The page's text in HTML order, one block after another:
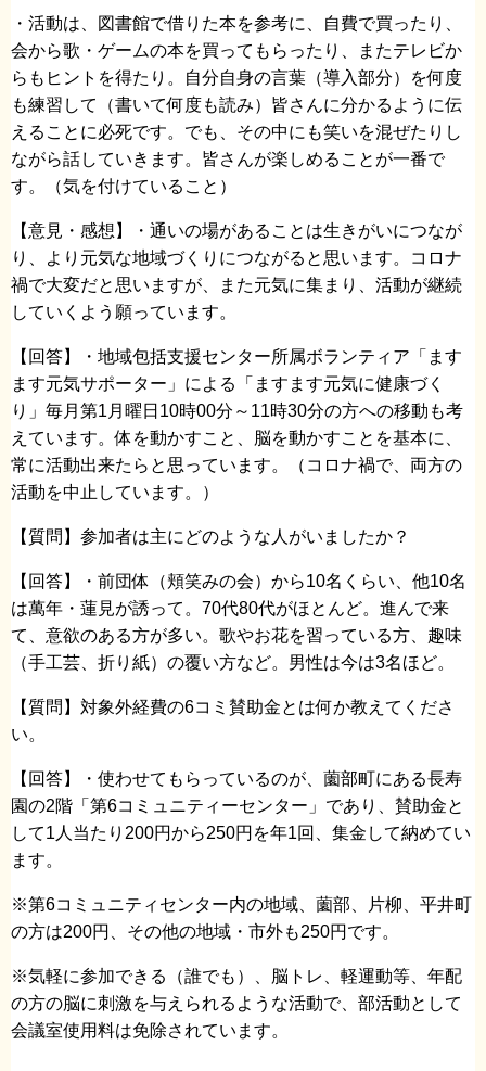
・活動は、図書館で借りた本を参考に、自費で買ったり、
会から歌・ゲームの本を買ってもらったり、またテレビか
らもヒントを得たり。自分自身の言葉（導入部分）を何度
も練習して（書いて何度も読み）皆さんに分かるように伝
えることに必死です。でも、その中にも笑いを混ぜたりし
ながら話していきます。皆さんが楽しめることが一番で
す。（気を付けていること）
【意見・感想】・通いの場があることは生きがいにつなが
り、より元気な地域づくりにつながると思います。コロナ
禍で大変だと思いますが、また元気に集まり、活動が継続
していくよう願っています。
【回答】・地域包括支援センター所属ボランティア「ます
ます元気サポーター」による「ますます元気に健康づく
り」毎月第1月曜日10時00分～11時30分の方への移動も考
えています。体を動かすこと、脳を動かすことを基本に、
常に活動出来たらと思っています。（コロナ禍で、両方の
活動を中止しています。）
【質問】参加者は主にどのような人がいましたか？
【回答】・前団体（頬笑みの会）から10名くらい、他10名
は萬年・蓮見が誘って。70代80代がほとんど。進んで来
て、意欲のある方が多い。歌やお花を習っている方、趣味
（手工芸、折り紙）の覆い方など。男性は今は3名ほど。
【質問】対象外経費の6コミ賛助金とは何か教えてくださ
い。
【回答】・使わせてもらっているのが、薗部町にある長寿
園の2階「第6コミュニティーセンター」であり、賛助金と
して1人当たり200円から250円を年1回、集金して納めてい
ます。
※第6コミュニティセンター内の地域、薗部、片柳、平井町
の方は200円、その他の地域・市外も250円です。
※気軽に参加できる（誰でも）、脳トレ、軽運動等、年配
の方の脳に刺激を与えられるような活動で、部活動として
会議室使用料は免除されています。